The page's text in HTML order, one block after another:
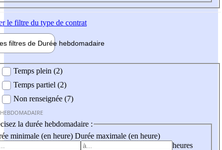
le filtre du type de contrat
filtres de Durée hebdomadaire
Temps plein (2)
Temps partiel (2)
Non renseignée (7)
la durée hebdomadaire :
minimale (en heure) Durée maximale (en heure)
heures